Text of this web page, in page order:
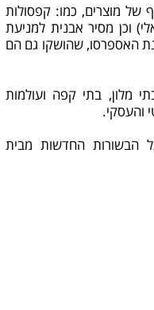
של מוצרים, כמו: קפסולות
וכן מסיר אבנית למניעת
האספרסו, שהושקו גם הם
מלון, בתי קפה ועולמות
והעסקי.
הבשורות החדשות מבית